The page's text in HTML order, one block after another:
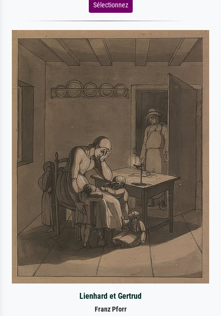
Sélectionnez
Lienhard et Gertrud
Franz Pforr